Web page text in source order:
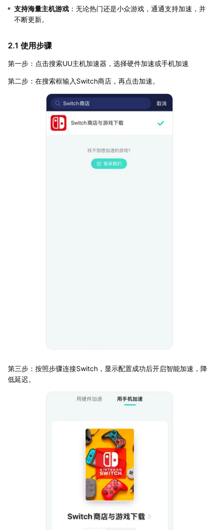
支持海量主机游戏 ：无论热门还是小众游戏，通通支持加速，并
不断更新。
2.1 使用步骤
第一步：点击搜索UU主机加速器，选择硬件加速或手机加速
第二步：在搜索框输入Switch商店，再点击加速。
第三步：按照步骤连接Switch，显示配置成功后开启智能加速，降
低延迟。